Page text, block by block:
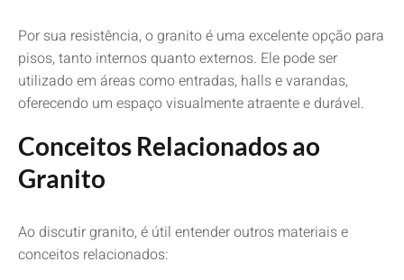
Por sua resistência, o granito é uma excelente opção para
pisos, tanto internos quanto externos. Ele pode ser
utilizado em áreas como entradas, halls e varandas,
oferecendo um espaço visualmente atraente e durável.
Conceitos Relacionados ao
Granito
Ao discutir granito, é útil entender outros materiais e
conceitos relacionados: